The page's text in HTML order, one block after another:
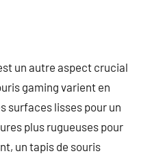
un autre aspect crucial
gaming varient en
surfaces lisses pour un
plus rugueuses pour
un tapis de souris